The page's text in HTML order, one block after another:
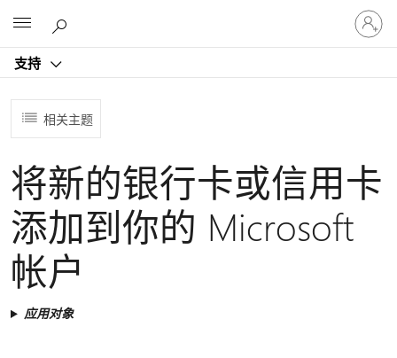
支持
请
登
录
相关主题
将新的银行卡或信用卡
添加到你的 Microsoft
帐户
应用对象